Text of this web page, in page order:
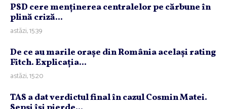
PSD cere menţinerea centralelor pe cărbune în
plină criză...
astăzi, 15:39
De ce au marile oraşe din România acelaşi rating
Fitch. Explicaţia...
astăzi, 15:20
TAS a dat verdictul final în cazul Cosmin Matei.